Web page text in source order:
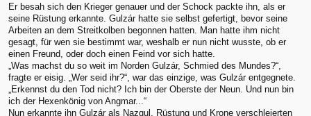
Er besah sich den Krieger genauer und der Schock packte ihn, als er
seine Rüstung erkannte. Gulzár hatte sie selbst gefertigt, bevor seine
Arbeiten an dem Streitkolben begonnen hatten. Man hatte ihm nicht
gesagt, für wen sie bestimmt war, weshalb er nun nicht wusste, ob er
einen Freund, oder doch einen Feind vor sich hatte.
„Was machst du so weit im Norden Gulzár, Schmied des Mundes?“,
fragte er eisig. „Wer seid ihr?“, war das einzige, was Gulzár entgegnete.
„Erkennst du den Tod nicht? Ich bin der Oberste der Neun. Und nun bin
ich der Hexenkönig von Angmar...“
Nun erkannte ihn Gulzár als Nazgul. Rüstung und Krone verschleierten